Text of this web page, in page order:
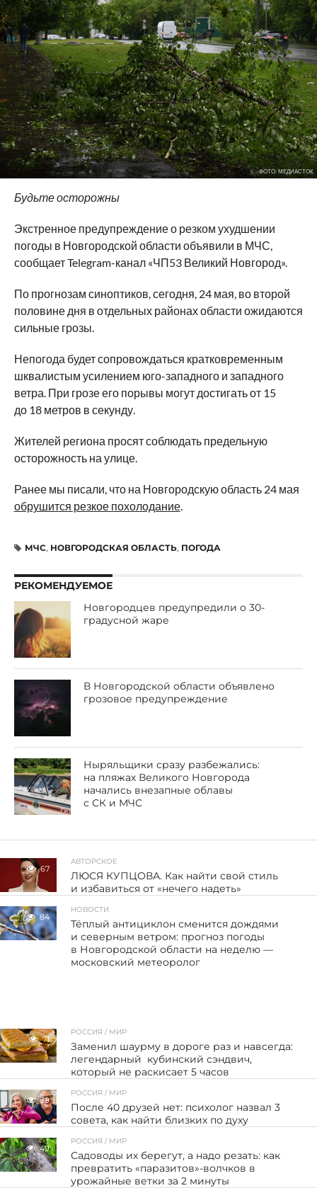
ФОТО: МЕДИАСТОК
Будьте осторожны
Экстренное предупреждение о резком ухудшении
погоды в Новгородской области объявили в МЧС,
сообщает Telegram-канал «ЧП53 Великий Новгород».
По прогнозам синоптиков, сегодня, 24 мая, во второй
половине дня в отдельных районах области ожидаются
сильные грозы.
Непогода будет сопровождаться кратковременным
шквалистым усилением юго-западного и западного
ветра. При грозе его порывы могут достигать от 15
до 18 метров в секунду.
Жителей региона просят соблюдать предельную
осторожность на улице.
Ранее мы писали, что на Новгородскую область 24 мая
обрушится резкое похолодание.
МЧС, НОВГОРОДСКАЯ ОБЛАСТЬ, ПОГОДА
РЕКОМЕНДУЕМОЕ
Новгородцев предупредили о 30-
градусной жаре
В Новгородской области объявлено
грозовое предупреждение
Ныряльщики сразу разбежались:
на пляжах Великого Новгорода
начались внезапные облавы
с СК и МЧС
67
АВТОРСКОЕ
ЛЮСЯ КУПЦОВА. Как найти свой стиль
и избавиться от «нечего надеть»
84
НОВОСТИ
Тёплый антициклон сменится дождями
и северным ветром: прогноз погоды
в Новгородской области на неделю —
московский метеоролог
71
РОССИЯ / МИР
Заменил шаурму в дороге раз и навсегда:
легендарный кубинский сэндвич,
который не раскисает 5 часов
39
РОССИЯ / МИР
После 40 друзей нет: психолог назвал 3
совета, как найти близких по духу
49
РОССИЯ / МИР
Садоводы их берегут, а надо резать: как
превратить «паразитов»-волчков в
урожайные ветки за 2 минуты